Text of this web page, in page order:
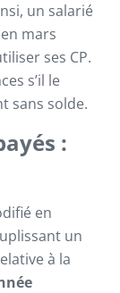
un salarié
mars
ses CP.
s’il le
sans solde.
:
en
un
à la